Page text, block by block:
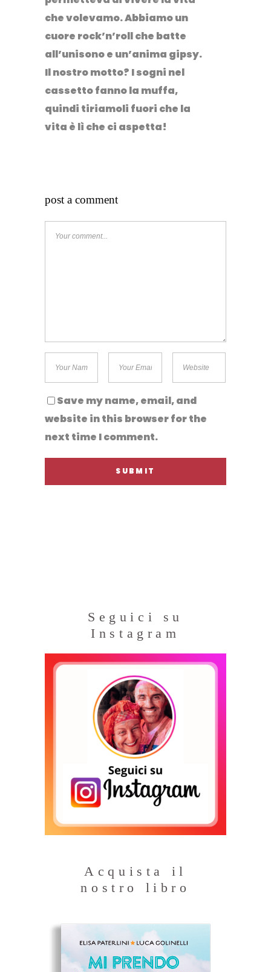
che volevamo. Abbiamo un
cuore rock’n’roll che batte
all’unisono e un’anima gipsy.
Il nostro motto? I sogni nel
cassetto fanno la muffa,
quindi tiriamoli fuori che la
vita è lì che ci aspetta!
post a comment
Save my name, email, and
website in this browser for the
next time I comment.
Seguici su
Instagram
Acquista il
nostro libro